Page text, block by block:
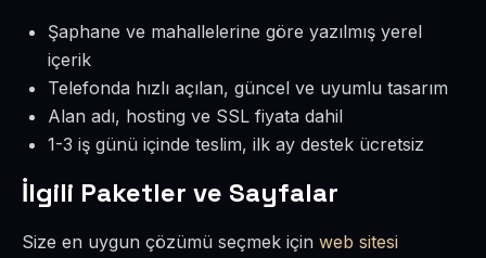
Şaphane ve mahallelerine göre yazılmış yerel
içerik
Telefonda hızlı açılan, güncel ve uyumlu tasarım
Alan adı, hosting ve SSL fiyata dahil
1-3 iş günü içinde teslim, ilk ay destek ücretsiz
İlgili Paketler ve Sayfalar
Size en uygun çözümü seçmek için web sitesi